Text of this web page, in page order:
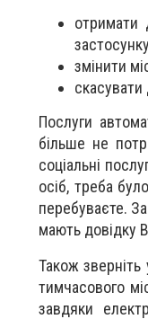
отримати
змінити
Послуги
більше не
соціальні
осіб, треба
перебуваєте.
мають довідку
Також
тимчасового
завдяки